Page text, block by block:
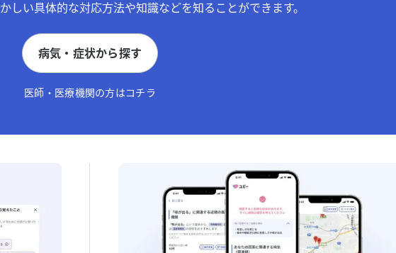
しい具体的な対応方法や知識などを知ることができます。
病気・症状から探す
医師・医療機関の方はコチラ